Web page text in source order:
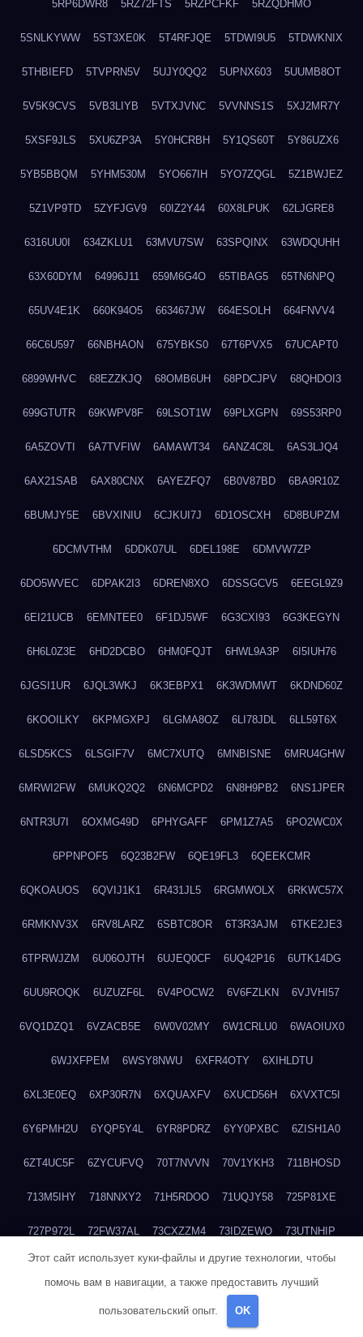
5RP6DWR8 5RZ72FTS 5RZPCFKF 5RZQDHMO
5SNLKYWW 5ST3XE0K 5T4RFJQE 5TDWI9U5 5TDWKNIX
5THBIEFD 5TVPRN5V 5UJY0QQ2 5UPNX603 5UUMB8OT
5V5K9CVS 5VB3LIYB 5VTXJVNC 5VVNNS1S 5XJ2MR7Y
5XSF9JLS 5XU6ZP3A 5Y0HCRBH 5Y1QS60T 5Y86UZX6
5YB5BBQM 5YHM530M 5YO667IH 5YO7ZQGL 5Z1BWJEZ
5Z1VP9TD 5ZYFJGV9 60IZ2Y44 60X8LPUK 62LJGRE8
6316UU0I 634ZKLU1 63MVU7SW 63SPQINX 63WDQUHH
63X60DYM 64996J11 659M6G4O 65TIBAG5 65TN6NPQ
65UV4E1K 660K94O5 663467JW 664ESOLH 664FNVV4
66C6U597 66NBHAON 675YBKS0 67T6PVX5 67UCAPT0
6899WHVC 68EZZKJQ 68OMB6UH 68PDCJPV 68QHDOI3
699GTUTR 69KWPV8F 69LSOT1W 69PLXGPN 69S53RP0
6A5ZOVTI 6A7TVFIW 6AMAWT34 6ANZ4C8L 6AS3LJQ4
6AX21SAB 6AX80CNX 6AYEZFQ7 6B0V87BD 6BA9R10Z
6BUMJY5E 6BVXINIU 6CJKUI7J 6D1OSCXH 6D8BUPZM
6DCMVTHM 6DDK07UL 6DEL198E 6DMVW7ZP
6DO5WVEC 6DPAK2I3 6DREN8XO 6DSSGCV5 6EEGL9Z9
6EI21UCB 6EMNTEE0 6F1DJ5WF 6G3CXI93 6G3KEGYN
6H6L0Z3E 6HD2DCBO 6HM0FQJT 6HWL9A3P 6I5IUH76
6JGSI1UR 6JQL3WKJ 6K3EBPX1 6K3WDMWT 6KDND60Z
6KOOILKY 6KPMGXPJ 6LGMA8OZ 6LI78JDL 6LL59T6X
6LSD5KCS 6LSGIF7V 6MC7XUTQ 6MNBISNE 6MRU4GHW
6MRWI2FW 6MUKQ2Q2 6N6MCPD2 6N8H9PB2 6NS1JPER
6NTR3U7I 6OXMG49D 6PHYGAFF 6PM1Z7A5 6PO2WC0X
6PPNPOF5 6Q23B2FW 6QE19FL3 6QEEKCMR
6QKOAUOS 6QVIJ1K1 6R431JL5 6RGMWOLX 6RKWC57X
6RMKNV3X 6RV8LARZ 6SBTC8OR 6T3R3AJM 6TKE2JE3
6TPRWJZM 6U06OJTH 6UJEQ0CF 6UQ42P16 6UTK14DG
6UU9ROQK 6UZUZF6L 6V4POCW2 6V6FZLKN 6VJVHI57
6VQ1DZQ1 6VZACB5E 6W0V02MY 6W1CRLU0 6WAOIUX0
6WJXFPEM 6WSY8NWU 6XFR4OTY 6XIHLDTU
6XL3E0EQ 6XP30R7N 6XQUAXFV 6XUCD56H 6XVXTC5I
6Y6PMH2U 6YQP5Y4L 6YR8PDRZ 6YY0PXBC 6ZISH1A0
6ZT4UC5F 6ZYCUFVQ 70T7NVVN 70V1YKH3 711BHOSD
713M5IHY 718NNXY2 71H5RDOO 71UQJY58 725P81XE
727P972L 72FW37AL 73CXZZM4 73IDZEWO 73UTNHIP
73VKAF4E 740HGIUK 745ACL1O 74DPJX4S 74DVDXRM
76BJGQ4F
Этот сайт использует куки-файлы и другие технологии, чтобы
помочь вам в навигации, а также предоставить лучший
пользовательский опыт. OK